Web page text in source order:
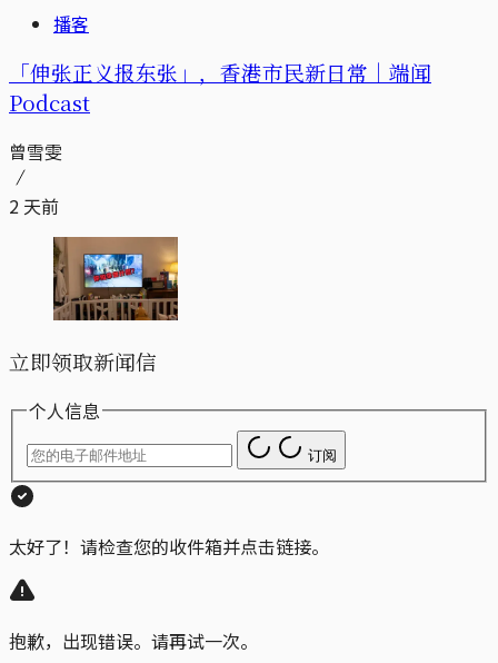
播客
「伸张正义报东张」，香港市民新日常｜端闻
Podcast
曾雪雯
2 天前
立即领取新闻信
个人信息
订阅
太好了！请检查您的收件箱并点击链接。
抱歉，出现错误。请再试一次。